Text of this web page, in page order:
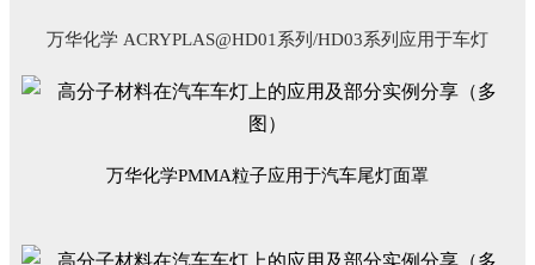
万华化学 ACRYPLAS@HD01 系列 /HD03系列应用于车灯
万华化学PMMA粒子应用于汽车尾灯面罩